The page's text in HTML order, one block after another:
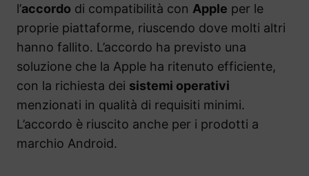
l’accordo di compatibilità con Apple per le
proprie piattaforme, riuscendo dove molti altri
hanno fallito. L’accordo ha previsto una
soluzione che la Apple ha ritenuto efficiente,
con la richiesta dei sistemi operativi
menzionati in qualità di requisiti minimi.
L’accordo è riuscito anche per i prodotti a
marchio Android.